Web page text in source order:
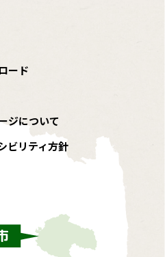
ード
ジについて
ビリティ方針